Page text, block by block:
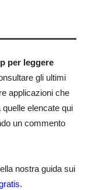
per leggere
gli ultimi
applicazioni che
elencate qui
un commento
nostra guida sui
.